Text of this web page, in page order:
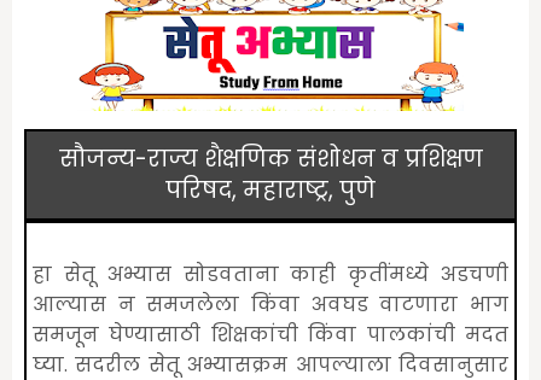
सौजन्य-राज्य शैक्षणिक संशोधन व प्रशिक्षण
परिषद, महाराष्ट्र, पुणे
हा सेतू अभ्यास सोडवताना काही कृतींमध्ये अडचणी
आल्यास न समजलेला किंवा अवघड वाटणारा भाग
समजून घेण्यासाठी शिक्षकांची किंवा पालकांची मदत
घ्या. सदरील सेतू अभ्यासक्रम आपल्याला दिवसानुसार